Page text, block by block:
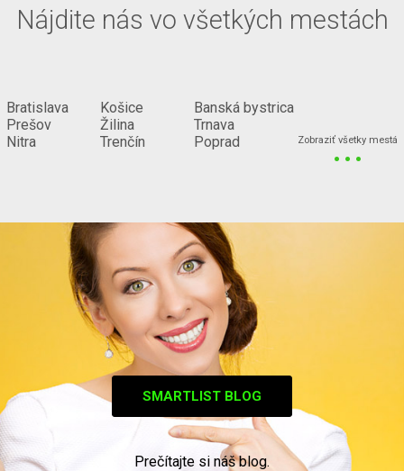
Nájdite nás vo všetkých mestách
Bratislava
Prešov
Nitra
Košice
Žilina
Trenčín
Banská bystrica
Trnava
Poprad
Zobraziť všetky mestá
...
SMARTLIST BLOG
Prečítajte si náš blog.